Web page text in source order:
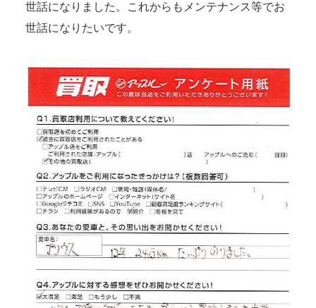
世話になりました。これからもメンテナンス等でお
世話になりたいです。